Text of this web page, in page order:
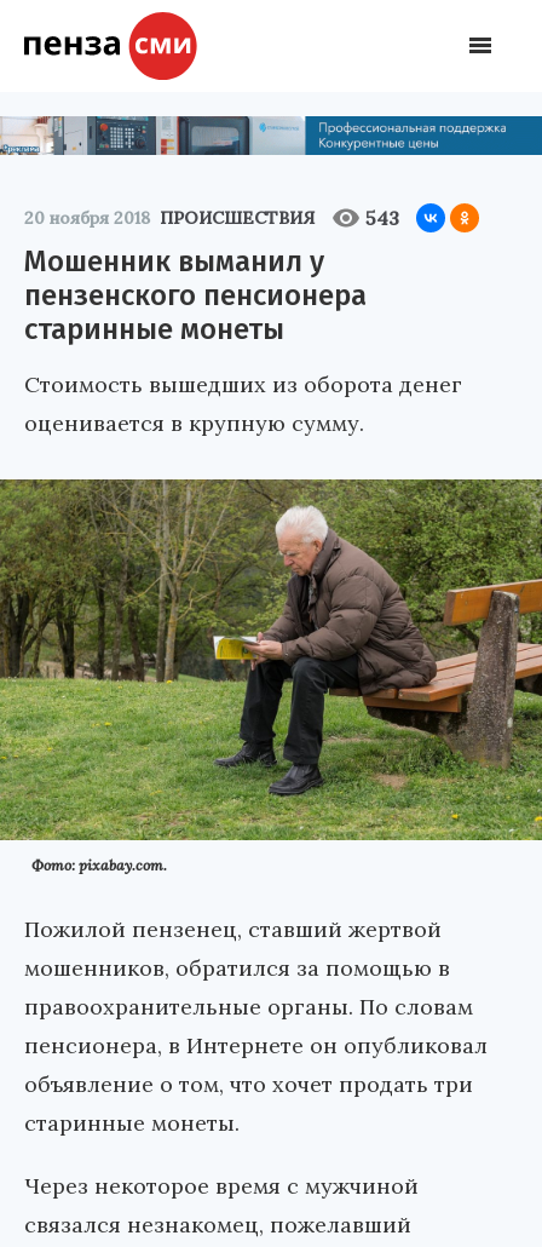
20 ноября 2018 ПРОИСШЕСТВИЯ 543
Мошенник выманил у
пензенского пенсионера
старинные монеты
Стоимость вышедших из оборота денег
оценивается в крупную сумму.
Фото: pixabay.com.
Пожилой пензенец, ставший жертвой
мошенников, обратился за помощью в
правоохранительные органы. По словам
пенсионера, в Интернете он опубликовал
объявление о том, что хочет продать три
старинные монеты.
Через некоторое время с мужчиной
связался незнакомец, пожелавший